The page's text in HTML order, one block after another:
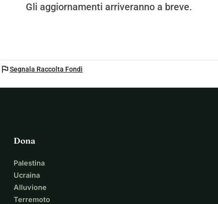
Gli aggiornamenti arriveranno a breve.
flagSegnala Raccolta Fondi
Dona
Palestina
Ucraina
Alluvione
Terremoto